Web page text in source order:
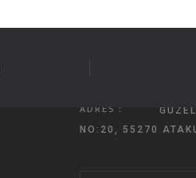
0532
ADRES :
NO:20, 55270